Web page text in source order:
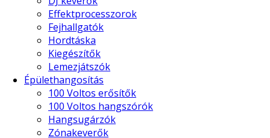
Effektprocesszorok
Fejhallgatók
Hordtáska
Kiegészítők
Lemezjátszók
Épülethangosítás
100 Voltos erősítők
100 Voltos hangszórók
Hangsugárzók
Zónakeverők